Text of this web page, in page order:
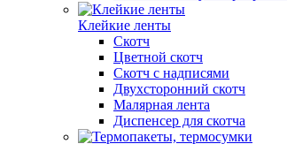
Клейкие ленты
Скотч
Цветной скотч
Скотч с надписями
Двухсторонний скотч
Малярная лента
Диспенсер для скотча